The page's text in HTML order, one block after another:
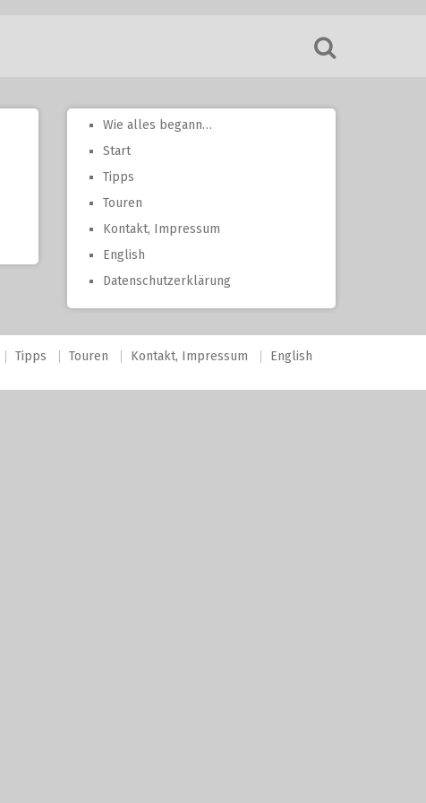
Wie alles begann…
Start
Tipps
Touren
Kontakt, Impressum
English
Datenschutzerklärung
Tipps Touren Kontakt, Impressum
English